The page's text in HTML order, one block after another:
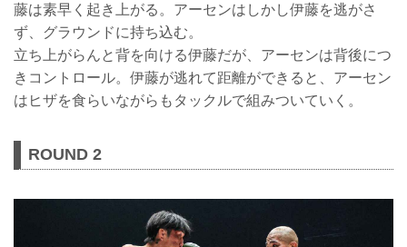
藤は素早く起き上がる。アーセンはしかし伊藤を逃がさ
ず、グラウンドに持ち込む。
立ち上がらんと背を向ける伊藤だが、アーセンは背後につ
きコントロール。伊藤が逃れて距離ができると、アーセン
はヒザを食らいながらもタックルで組みついていく。
ROUND 2